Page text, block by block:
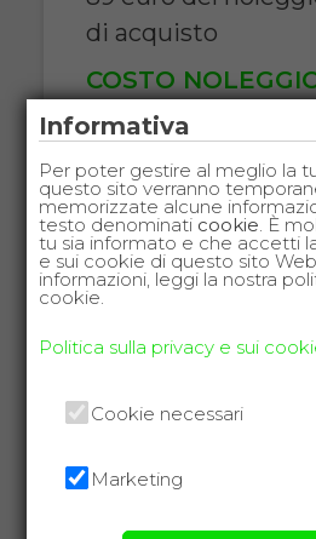
di acquisto
COSTO
da
SCHEDA
degenza
Materasso
Informativa
Per poter gestire al meglio la
questo sito verranno
memorizzate alcune
testo denominati cookie. È
tu sia informato e che accetti
e sui cookie di questo sito
informazioni, leggi la nostra
cookie.
Politica sulla privacy e sui
Cookie necessari
Marketing